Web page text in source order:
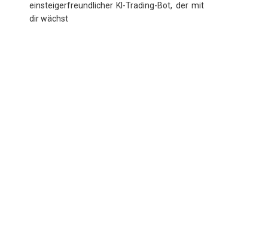
einsteigerfreundlicher KI-Trading-Bot, der mit
dir wächst